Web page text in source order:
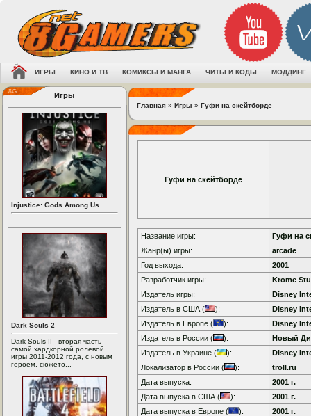
ИГРЫ КИНО И ТВ КОМИКСЫ И МАНГА ЧИТЫ И КОДЫ МОДДИНГ
Игры
Injustice: Gods Among Us
Dark Souls 2
Dark Souls II - вторая часть
самой хардкорной ролевой
игры 2011-2012 года, с новым
героем, сюжето...
Главная » Игры » Гуфи на скейтборде
Гуфи на скейтборде
Название игры:
Гуфи на
Жанр(ы) игры:
arcade
Год выхода:
2001
Разработчик игры:
Krome
Издатель игры:
Disney
Издатель в США (
):
Disney
Издатель в Европе (
):
Disney
Издатель в России (
):
Новый
Издатель в Украине (
):
Disney
Локализатор в России (
):
troll.ru
Дата выпуска:
2001 г.
Дата выпуска в США (
):
2001 г.
Дата выпуска в Европе (
):
2001 г.